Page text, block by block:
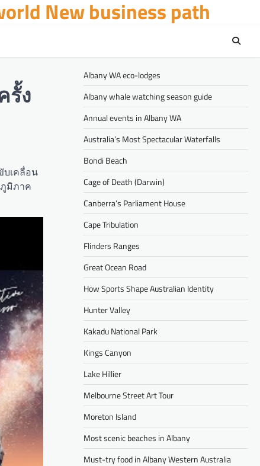
New business path
รั้ง
บเคลื่อน
ภูมิภาค
Albany WA eco-lodges
Albany whale watching season guide
Annual events in Albany WA
Australia’s Most Spectacular Waterfalls
Bondi Beach
Cage of Death (Darwin)
Canberra’s Parliament House
Cape Tribulation
Flinders Ranges
Great Ocean Road
How Sports Shape Australian Identity
Hunter Valley
Kakadu National Park
Kings Canyon
Lake Hillier
Melbourne Street Art Tour
Moreton Island
Most scenic beaches in Albany
Must-try food in Albany Western Australia